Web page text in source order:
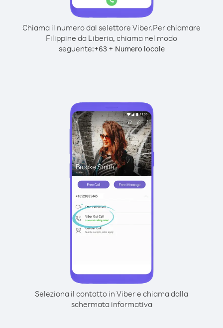
Chiama il numero dal selettore Viber.Per chiamare
Filippine da Liberia, chiama nel modo
seguente:+63+ Numero locale
Seleziona il contatto in Viber e chiama dalla
schermata informativa